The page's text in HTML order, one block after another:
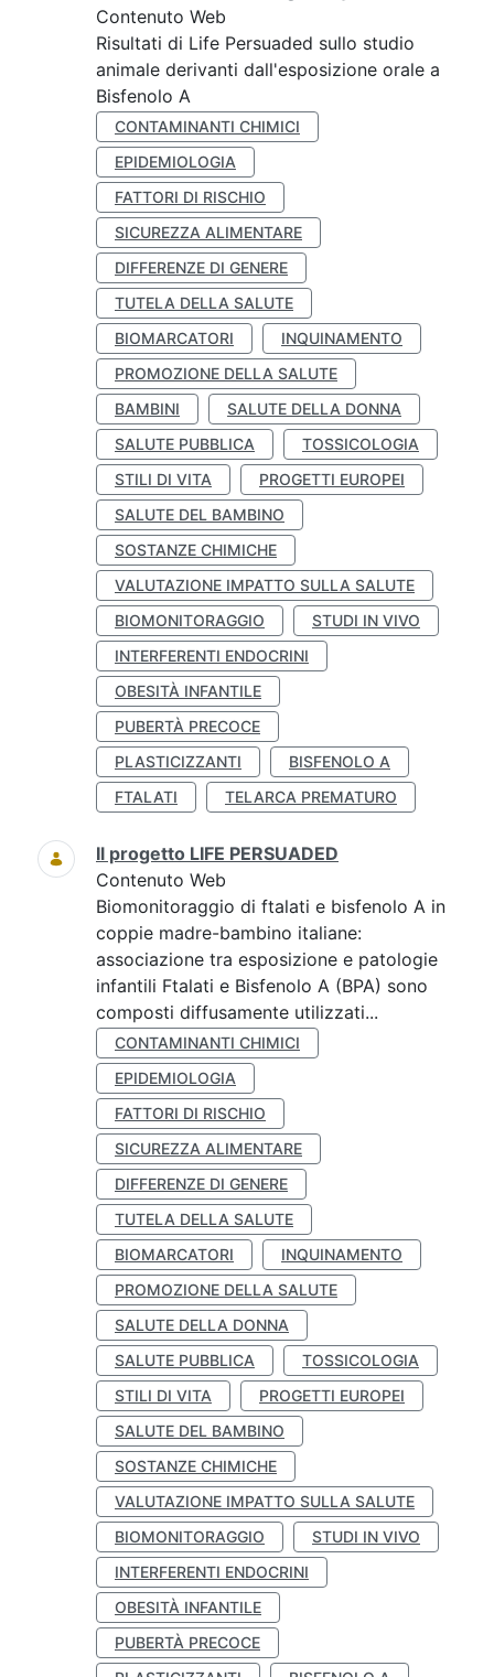
Contenuto Web
Risultati di Life Persuaded sullo studio
animale derivanti dall'esposizione orale a
Bisfenolo A
CONTAMINANTI CHIMICI
EPIDEMIOLOGIA
FATTORI DI RISCHIO
SICUREZZA ALIMENTARE
DIFFERENZE DI GENERE
TUTELA DELLA SALUTE
BIOMARCATORI
INQUINAMENTO
PROMOZIONE DELLA SALUTE
BAMBINI
SALUTE DELLA DONNA
SALUTE PUBBLICA
TOSSICOLOGIA
STILI DI VITA
PROGETTI EUROPEI
SALUTE DEL BAMBINO
SOSTANZE CHIMICHE
VALUTAZIONE IMPATTO SULLA SALUTE
BIOMONITORAGGIO
STUDI IN VIVO
INTERFERENTI ENDOCRINI
OBESITÀ INFANTILE
PUBERTÀ PRECOCE
PLASTICIZZANTI
BISFENOLO A
FTALATI
TELARCA PREMATURO
Il progetto LIFE PERSUADED
Contenuto Web
Biomonitoraggio di ftalati e bisfenolo A in
coppie madre-bambino italiane:
associazione tra esposizione e patologie
infantili Ftalati e Bisfenolo A (BPA) sono
composti diffusamente utilizzati...
CONTAMINANTI CHIMICI
EPIDEMIOLOGIA
FATTORI DI RISCHIO
SICUREZZA ALIMENTARE
DIFFERENZE DI GENERE
TUTELA DELLA SALUTE
BIOMARCATORI
INQUINAMENTO
PROMOZIONE DELLA SALUTE
SALUTE DELLA DONNA
SALUTE PUBBLICA
TOSSICOLOGIA
STILI DI VITA
PROGETTI EUROPEI
SALUTE DEL BAMBINO
SOSTANZE CHIMICHE
VALUTAZIONE IMPATTO SULLA SALUTE
BIOMONITORAGGIO
STUDI IN VIVO
INTERFERENTI ENDOCRINI
OBESITÀ INFANTILE
PUBERTÀ PRECOCE